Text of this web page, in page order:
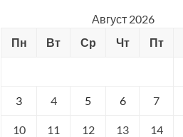
Август 2026
Пн
Вт Ср Чт Пт
3 4 5 6 7
10 11 12 13 14